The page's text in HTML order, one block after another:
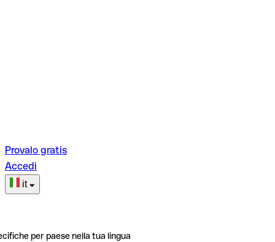
Provalo gratis
Accedi
it
per paese nella tua lingua